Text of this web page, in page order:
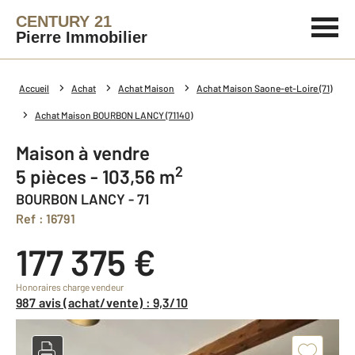
CENTURY 21
Pierre Immobilier
Accueil Achat Achat Maison Achat Maison Saone-et-Loire (71)
Achat Maison BOURBON LANCY (71140)
Maison à vendre
5 pièces - 103,56 m2
BOURBON LANCY - 71
Ref : 16791
177 375 €
Honoraires charge vendeur
987 avis (achat/vente) : 9,3/10